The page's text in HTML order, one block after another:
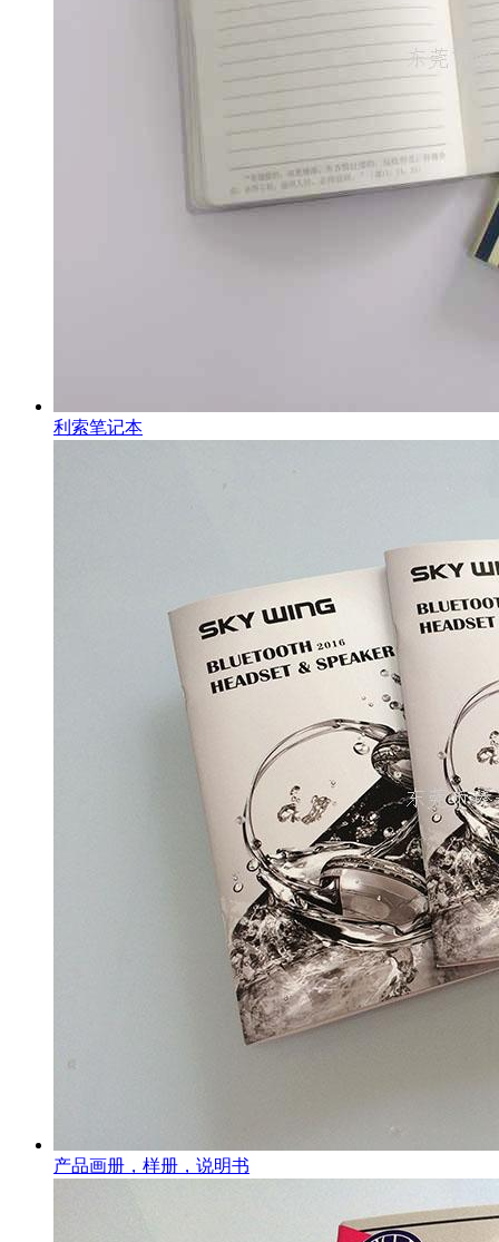
利索笔记本
产品画册，样册，说明书